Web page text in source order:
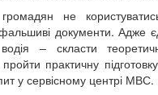
не
документи. Адже
– скласти
практичну
у сервісному центрі МВС.